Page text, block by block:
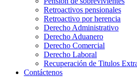
Retroactivos pensionales
Retroactivo por herencia
Derecho Administrativo
Derecho Aduanero
Derecho Comercial
Derecho Laboral
Recuperación de Titulos
Contáctenos